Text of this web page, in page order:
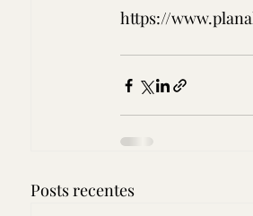
https://
Posts recentes